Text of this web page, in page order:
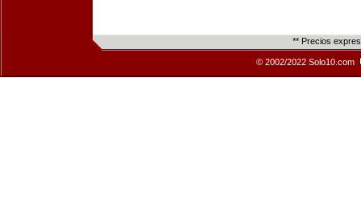
** Precios
© 2002/2022 Solo10.com